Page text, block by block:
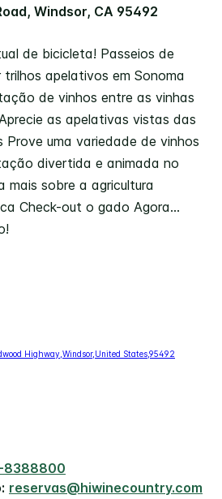
Windsor, CA 95492
de bicicleta! Passeios de
apelativos em Sonoma
de vinhos entre as vinhas
as apelativas vistas das
uma variedade de vinhos
divertida e animada no
mais sobre a agricultura
Check-out o gado Agora...
8388800
reservas@hiwinecountry.com